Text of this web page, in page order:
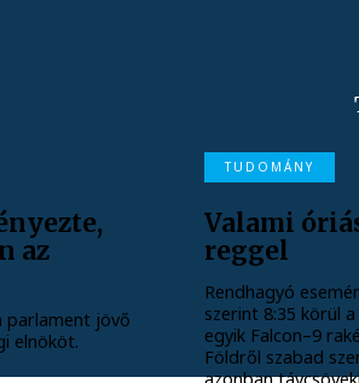
az
parlament jövő
elnököt.
TUDOMÁNY
Valami
reggel
Rendhagyó
szerint 8:35 körül
egyik Falcon–9
Földről szabad